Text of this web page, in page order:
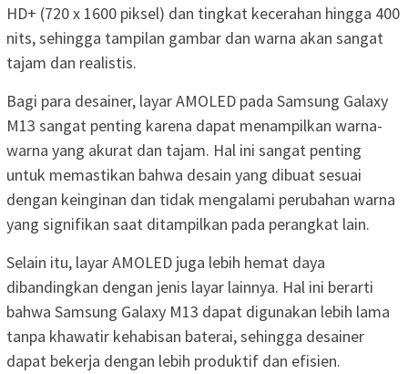
HD+ (720 x 1600 piksel) dan tingkat kecerahan hingga 400
nits, sehingga tampilan gambar dan warna akan sangat
tajam dan realistis.
Bagi para desainer, layar AMOLED pada Samsung Galaxy
M13 sangat penting karena dapat menampilkan warna-
warna yang akurat dan tajam. Hal ini sangat penting
untuk memastikan bahwa desain yang dibuat sesuai
dengan keinginan dan tidak mengalami perubahan warna
yang signifikan saat ditampilkan pada perangkat lain.
Selain itu, layar AMOLED juga lebih hemat daya
dibandingkan dengan jenis layar lainnya. Hal ini berarti
bahwa Samsung Galaxy M13 dapat digunakan lebih lama
tanpa khawatir kehabisan baterai, sehingga desainer
dapat bekerja dengan lebih produktif dan efisien.